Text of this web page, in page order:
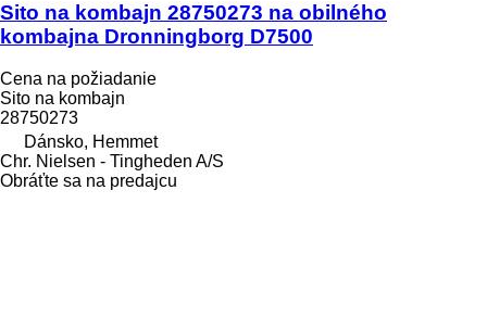
Sito na kombajn 28750273 na obilného
kombajna Dronningborg D7500
Cena na požiadanie
Sito na kombajn
28750273
Dánsko, Hemmet
Chr. Nielsen - Tingheden A/S
Obráťte sa na predajcu